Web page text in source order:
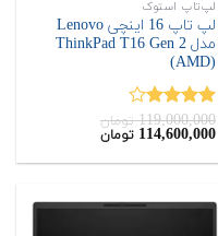
لپ‌تاپ استوک
لپ تاپ 16 اینچی Lenovo
مدل ThinkPad T16 Gen 2
(AMD)
نمره
4.00از 5
119,000,000 تومان
قیمت
اصلی:
119,000,000
114,600,000 تومانقیمت
114,600,000